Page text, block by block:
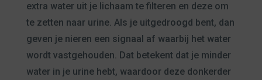
extra water uit je lichaam te filteren en deze om
te zetten naar urine. Als je uitgedroogd bent, dan
geven je nieren een signaal af waarbij het water
wordt vastgehouden. Dat betekent dat je minder
water in je urine hebt, waardoor deze donkerder